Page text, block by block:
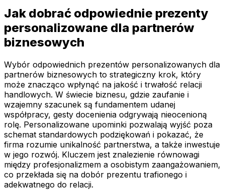
Jak dobrać odpowiednie prezenty
personalizowane dla partnerów
biznesowych
Wybór odpowiednich prezentów personalizowanych dla
partnerów biznesowych to strategiczny krok, który
może znacząco wpłynąć na jakość i trwałość relacji
handlowych. W świecie biznesu, gdzie zaufanie i
wzajemny szacunek są fundamentem udanej
współpracy, gesty docenienia odgrywają nieocenioną
rolę. Personalizowane upominki pozwalają wyjść poza
schemat standardowych podziękowań i pokazać, że
firma rozumie unikalność partnerstwa, a także inwestuje
w jego rozwój. Kluczem jest znalezienie równowagi
między profesjonalizmem a osobistym zaangażowaniem,
co przekłada się na dobór prezentu trafionego i
adekwatnego do relacji.